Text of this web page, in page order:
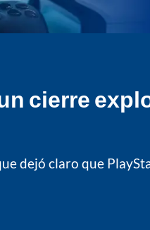
cierre
dejó claro que